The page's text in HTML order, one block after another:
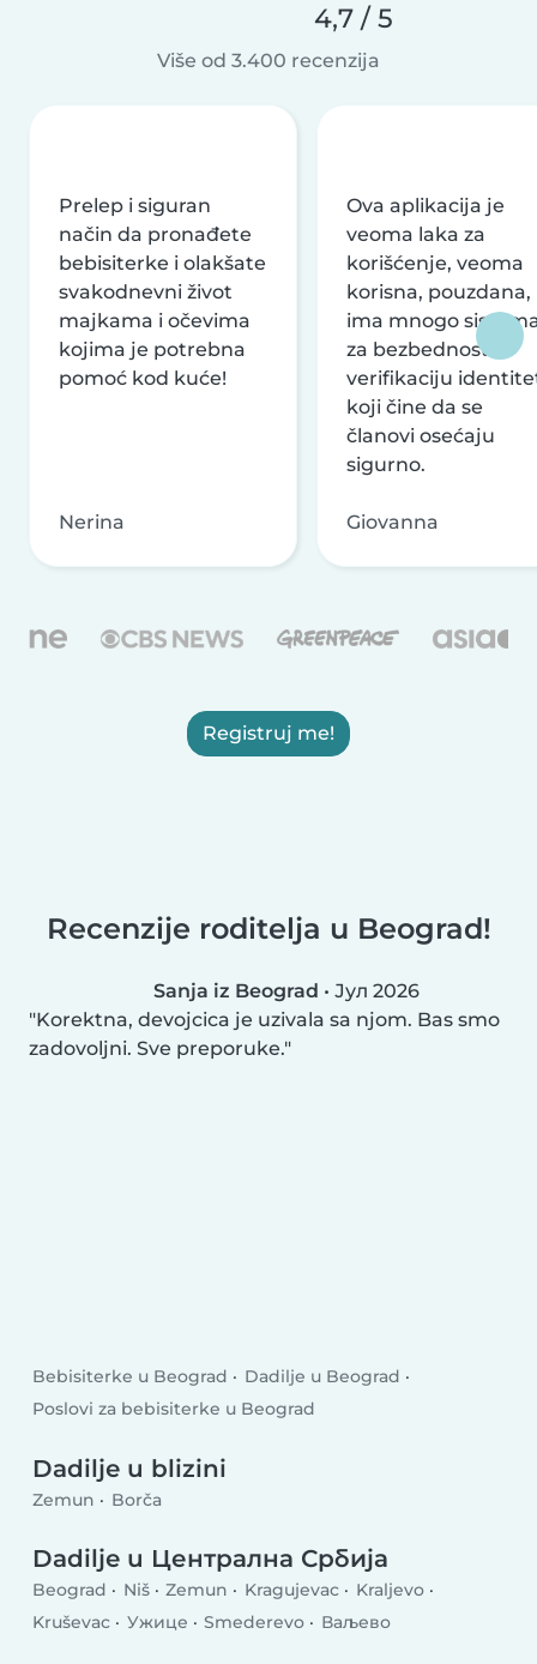
4,7 / 5
Više od 3.400 recenzija
Prelep i siguran
način da pronađete
bebisiterke i olakšate
svakodnevni život
majkama i očevima
kojima je potrebna
pomoć kod kuće!
Nerina
Ova aplikacija je
veoma laka za
korišćenje, veoma
korisna, pouzdana,
ima mnogo
za bezbednost i
verifikaciju
koji čine da se
članovi osećaju
sigurno.
Giovanna
Registruj me!
Recenzije roditelja u Beograd!
Sanja iz Beograd • Јул 2026
Korektna, devojcica je uzivala sa njom. Bas smo
zadovoljni. Sve preporuke.
Bebisiterke u Beograd
Dadilje u Beograd
Poslovi za bebisiterke u Beograd
Dadilje u blizini
Zemun Borča
Dadilje u Централна Србија
Beograd Niš Zemun Kragujevac
Kraljevo
Kruševac
Ужице Smederevo Ваљево